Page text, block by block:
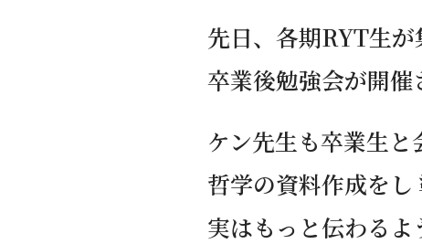
先日、各期RYT生が
卒業後勉強会が開催
ケン先生も卒業生
哲学の資料作成を
実はもっと伝わる